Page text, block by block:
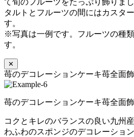
タルトとフルーツの間にはカスタ
す。
※写真は一例です。フルーツの種
す。
✕
苺のデコレーションケーキ苺全面
苺のデコレーションケーキ苺全面
コクとキレのバランスの良い九州
わふわのスポンジのデコレーショ